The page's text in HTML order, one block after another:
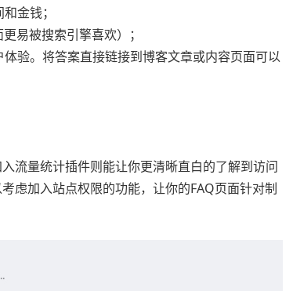
金钱；
易被搜索引擎喜欢）；
验。将答案直接链接到博客文章或内容页面可以
流量统计插件则能让你更清晰直白的了解到访问
虑加入站点权限的功能，让你的FAQ页面针对制